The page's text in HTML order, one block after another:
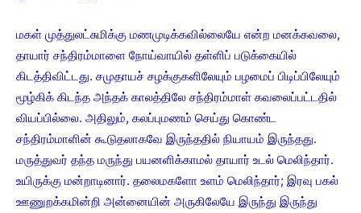
மகள் முத்துலட்சுமிக்கு மணமுடிக்கவில்லையே என்ற மனக்கவலை,
தாயார் சந்திரம்மாளை நோய்வாயில் தள்ளிப் படுக்கையில்
கிடத்திவிட்டது. சமுதாயச் சழக்குகளிலேயும் பழமைப் பிடிப்பிலேயும்
மூழ்கிக் கிடந்த அந்தக் காலத்திலே சந்திரம்மாள் கவலைப்பட்டதில்
வியப்பில்லை. அதிலும், கலப்புமணம் செய்து கொண்ட
சந்திரம்மாளின் கூடுதலாகவே இருந்ததில் நியாயம் இருந்தது.
மருத்துவர் தந்த மருந்து பயனளிக்காமல் தாயார் உடல் மெலிந்தார்.
உயிருக்கு மன்றாடினார். தலைமகளோ உளம் மெலிந்தார்; இரவு பகல்
ஊணுறக்கமின்றி அன்னையின் அருகிலேயே இருந்து இருந்து